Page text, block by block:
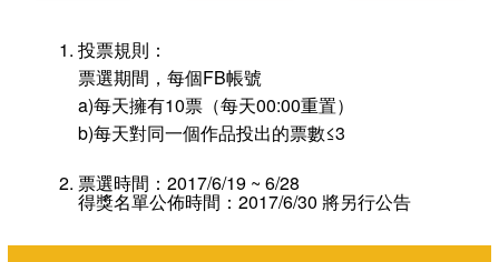
投票規則：
票選期間，每個FB帳號
a)每天擁有10票（每天00:00重置）
b)每天對同一個作品投出的票數≤3
票選時間：2017/6/19 ~ 6/28
得獎名單公佈時間：2017/6/30 將另行公告